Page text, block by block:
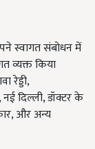
स्वागत संबोधन में
व्यक्त किया
रेड्डी,
दिल्ली, डॉक्टर के
और अन्य